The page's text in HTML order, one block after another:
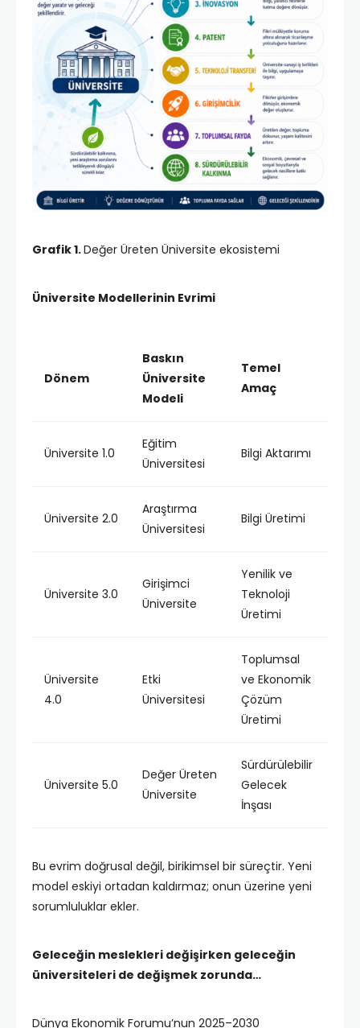
Grafik 1.Değer Üreten Üniversite ekosistemi
Üniversite Modellerinin Evrimi
Dönem
Baskın
Üniversite
Modeli
Temel
Amaç
Üniversite 1.0
Eğitim
Üniversitesi
Bilgi Aktarımı
Üniversite 2.0
Araştırma
Üniversitesi
Bilgi Üretimi
Üniversite 3.0
Girişimci
Üniversite
Yenilik ve
Teknoloji
Üretimi
Üniversite
4.0
Etki
Üniversitesi
Toplumsal
ve Ekonomik
Çözüm
Üretimi
Üniversite 5.0
Değer Üreten
Üniversite
Sürdürülebilir
Gelecek
İnşası
Bu evrim doğrusal değil, birikimsel bir süreçtir. Yeni
model eskiyi ortadan kaldırmaz; onun üzerine yeni
sorumluluklar ekler.
Geleceğin meslekleri değişirken geleceğin
üniversiteleri de değişmek zorunda…
Dünya Ekonomik Forumu’nun 2025–2030